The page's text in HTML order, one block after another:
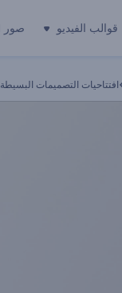
قوالب الفيديو صور AI
افتتاحيات التصميمات البسيطة